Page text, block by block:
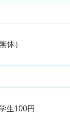
休）
生100円